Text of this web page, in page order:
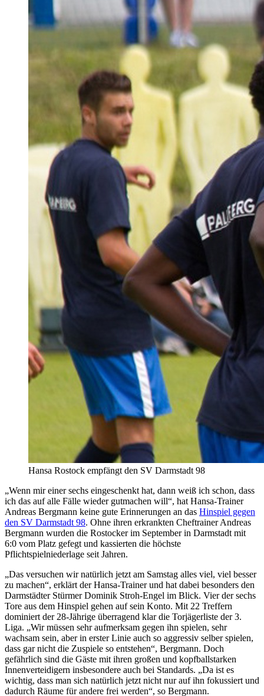
Hansa Rostock empfängt den SV Darmstadt 98
„Wenn mir einer sechs eingeschenkt hat, dann weiß ich schon, dass
ich das auf alle Fälle wieder gutmachen will“, hat Hansa-Trainer
Andreas Bergmann keine gute Erinnerungen an das Hinspiel gegen
den SV Darmstadt 98. Ohne ihren erkrankten Cheftrainer Andreas
Bergmann wurden die Rostocker im September in Darmstadt mit
6:0 vom Platz gefegt und kassierten die höchste
Pflichtspielniederlage seit Jahren.
„Das versuchen wir natürlich jetzt am Samstag alles viel, viel besser
zu machen“, erklärt der Hansa-Trainer und hat dabei besonders den
Darmstädter Stürmer Dominik Stroh-Engel im Blick. Vier der sechs
Tore aus dem Hinspiel gehen auf sein Konto. Mit 22 Treffern
dominiert der 28-Jährige überragend klar die Torjägerliste der 3.
Liga. „Wir müssen sehr aufmerksam gegen ihn spielen, sehr
wachsam sein, aber in erster Linie auch so aggressiv selber spielen,
dass gar nicht die Zuspiele so entstehen“, Bergmann. Doch
gefährlich sind die Gäste mit ihren großen und kopfballstarken
Innenverteidigern insbesondere auch bei Standards. „Da ist es
wichtig, dass man sich natürlich jetzt nicht nur auf ihn fokussiert und
dadurch Räume für andere frei werden“, so Bergmann.